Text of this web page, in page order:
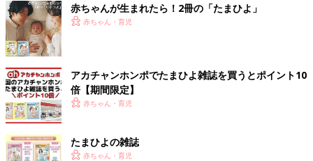
赤ちゃんが生まれたら！2冊の「たまひよ」
赤ちゃん・育児
アカチャンホンポでたまひよ雑誌を買うとポイント10
倍【期間限定】
赤ちゃん・育児
たまひよの雑誌
赤ちゃん・育児